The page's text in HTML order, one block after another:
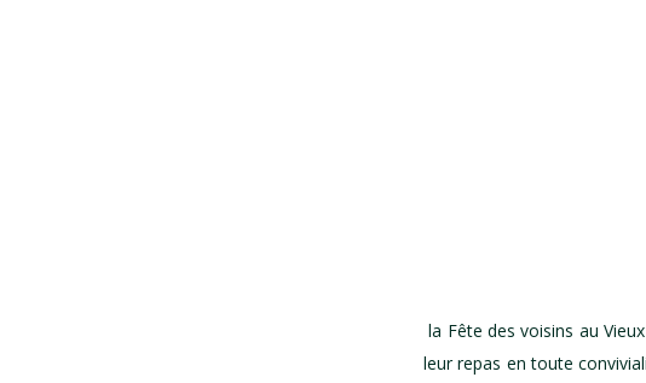
la Fête des voisins au
leur repas en toute